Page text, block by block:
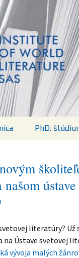
PhD.
Aktuálny
Naše
absolventi
ústave
literatúry? Už
Ústave svetovej
vývoja malých